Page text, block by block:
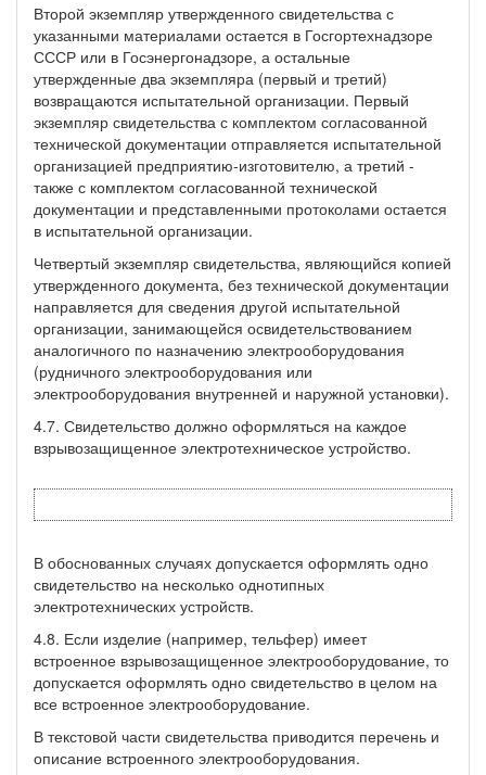
Второй экземпляр утвержденного свидетельства с
указанными материалами остается в Госгортехнадзоре
СССР или в Госэнергонадзоре, а остальные
утвержденные два экземпляра (первый и третий)
возвращаются испытательной организации. Первый
экземпляр свидетельства с комплектом согласованной
технической документации отправляется испытательной
организацией предприятию-изготовителю, а третий -
также с комплектом согласованной технической
документации и представленными протоколами остается
в испытательной организации.
Четвертый экземпляр свидетельства, являющийся копией
утвержденного документа, без технической документации
направляется для сведения другой испытательной
организации, занимающейся освидетельствованием
аналогичного по назначению электрооборудования
(рудничного электрооборудования или
электрооборудования внутренней и наружной установки).
4.7. Свидетельство должно оформляться на каждое
взрывозащищенное электротехническое устройство.
В обоснованных случаях допускается оформлять одно
свидетельство на несколько однотипных
электротехнических устройств.
4.8. Если изделие (например, тельфер) имеет
встроенное взрывозащищенное электрооборудование, то
допускается оформлять одно свидетельство в целом на
все встроенное электрооборудование.
В текстовой части свидетельства приводится перечень и
описание встроенного электрооборудования.